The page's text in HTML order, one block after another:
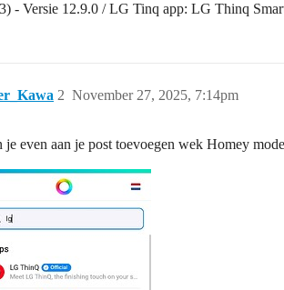
- Versie 12.9.0 / LG Tinq app: LG Thinq
November 27, 2025, 7:14pm
2
je even aan je post toevoegen wek Homey